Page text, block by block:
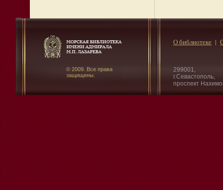
© 2009. Все права
защищены.
299001,
г.Севастополь,
проспект
О библиотеке